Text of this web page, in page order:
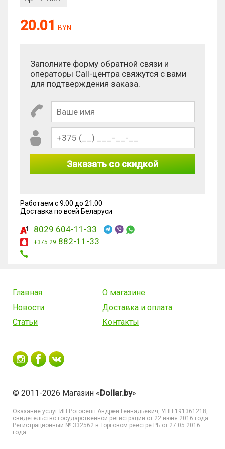
20.01 BYN
Заполните форму обратной связи и
операторы Call-центра свяжутся с вами
для подтверждения заказа.
Заказать со скидкой
Работаем с 9:00 до 21:00
Доставка по всей Беларуси
8029 604-11-33
+375 29 882-11-33
Главная
О магазине
Новости
Доставка и оплата
Статьи
Контакты
© 2011-2026 Магазин « Dollar.by»
Оказание услуг ИП Ротосепп Андрей Геннадьевич, УНП 191361218,
свидетельство государственной регистрации от 22 июня 2016 года.
Регистрационный № 332562 в Торговом реестре РБ от 27.05.2016
года.